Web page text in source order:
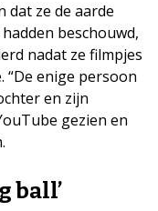
dat ze de aarde
beschouwd,
nadat ze filmpjes
“De enige persoon
en zijn
gezien en
ball’